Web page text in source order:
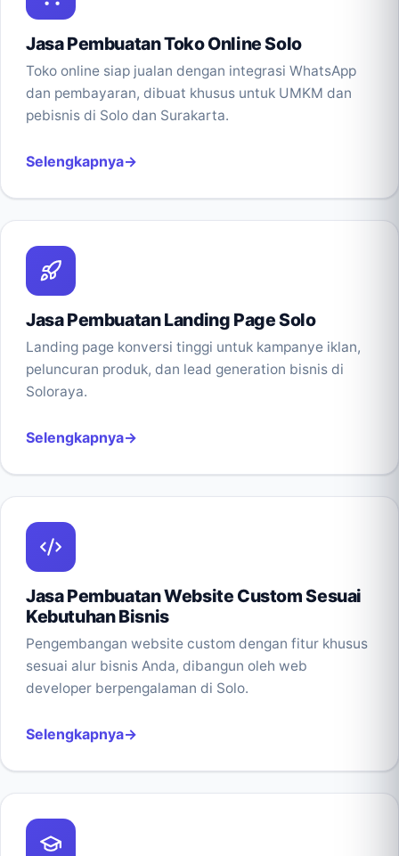
Jasa Pembuatan Toko Online Solo
Toko online siap jualan dengan integrasi WhatsApp
dan pembayaran, dibuat khusus untuk UMKM dan
pebisnis di Solo dan Surakarta.
Selengkapnya
Jasa Pembuatan Landing Page Solo
Landing page konversi tinggi untuk kampanye iklan,
peluncuran produk, dan lead generation bisnis di
Soloraya.
Selengkapnya
Jasa Pembuatan Website Custom Sesuai
Kebutuhan Bisnis
Pengembangan website custom dengan fitur khusus
sesuai alur bisnis Anda, dibangun oleh web
developer berpengalaman di Solo.
Selengkapnya